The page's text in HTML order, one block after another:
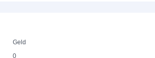
Geld
0